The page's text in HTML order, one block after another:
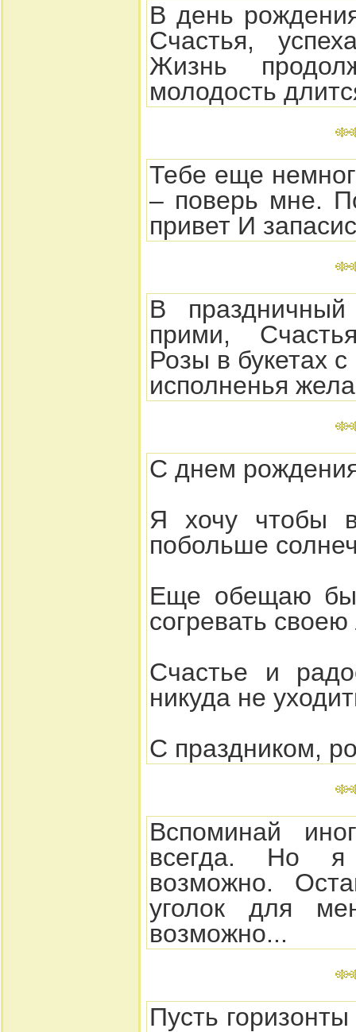
В день
Счастья,
Жизнь
молодость
Тебе еще
– поверь мне.
привет И
В
прими,
Розы в букетах
исполненья
С днем
Я хочу чтобы
побольше
Еще обещаю
согревать
Счастье и
никуда не
С праздником,
Вспоминай
всегда. Но
возможно.
уголок для
возможно...
Пусть